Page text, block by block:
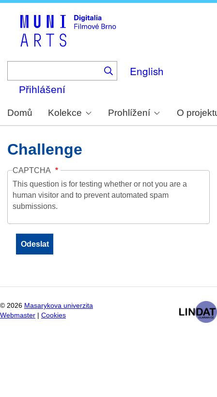
English
Přihlášení
Domů Kolekce Prohlížení O
Challenge
CAPTCHA
This question is for testing whether or not you are a
human visitor and to prevent automated spam
submissions.
© 2026 Masarykova univerzita
Webmaster
Cookies